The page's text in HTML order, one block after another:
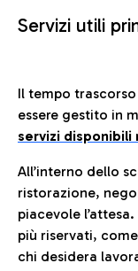
Servizi utili
Il tempo
essere gestito in
servizi disponibili
All’interno dello
ristorazione,
piacevole
più riservati,
chi desidera